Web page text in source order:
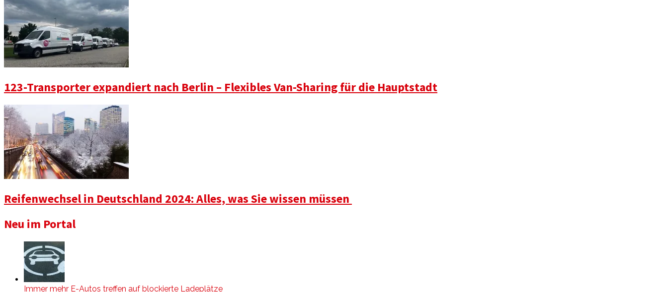
123-Transporter expandiert nach Berlin – Flexibles Van-Sharing für die Hauptstadt
Reifenwechsel in Deutschland 2024: Alles, was Sie wissen müssen
Neu im Portal
Immer mehr E-Autos treffen auf blockierte Ladeplätze